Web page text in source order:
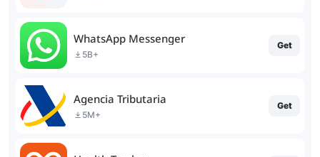
WhatsApp Messenger
5B+
Get
Agencia Tributaria
5M+
Get